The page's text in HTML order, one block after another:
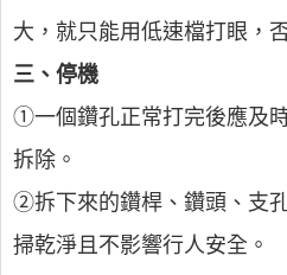
大，就只能用低速檔打眼，
三、停機
①一個鑽孔正常打完後應及
拆除。
②拆下來的鑽桿、鑽頭、支
掃乾淨且不影響行人安全。